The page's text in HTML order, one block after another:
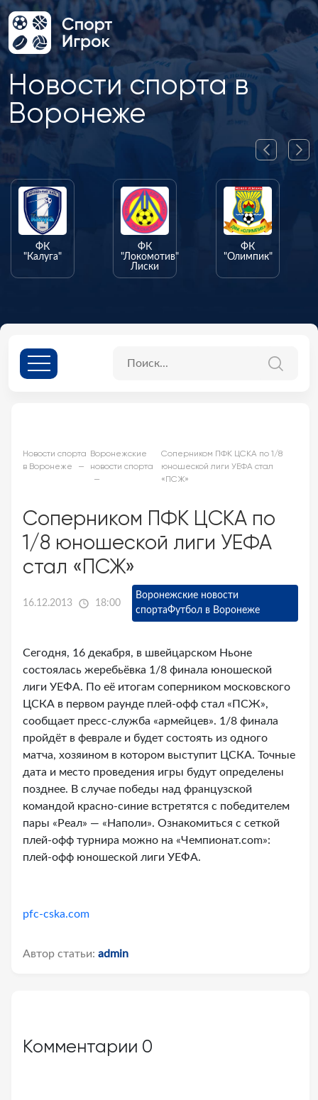
Новости спорта в
Воронеже
ФК
"Калуга"
ФК
"Локомотив"
Лиски
ФК
"Олимпик"
Новости спорта
в Воронеже
Воронежские
новости спорта
Соперником ПФК ЦСКА по 1/8
юношеской лиги УЕФА стал
«ПСЖ»
Соперником ПФК ЦСКА по
1/8 юношеской лиги УЕФА
стал «ПСЖ»
16.12.2013 18:00
Воронежские новости
спортаФутбол в Воронеже
Сегодня, 16 декабря, в швейцарском Ньоне
состоялась жеребьёвка 1/8 финала юношеской
лиги УЕФА. По её итогам соперником московского
ЦСКА в первом раунде плей-офф стал «ПСЖ»,
сообщает пресс-служба «армейцев». 1/8 финала
пройдёт в феврале и будет состоять из одного
матча, хозяином в котором выступит ЦСКА. Точные
дата и место проведения игры будут определены
позднее. В случае победы над французской
командой красно-синие встретятся с победителем
пары «Реал» — «Наполи». Ознакомиться с сеткой
плей-офф турнира можно на «Чемпионат.com»:
плей-офф юношеской лиги УЕФА.
pfc-cska.com
Автор статьи: admin
Комментарии 0